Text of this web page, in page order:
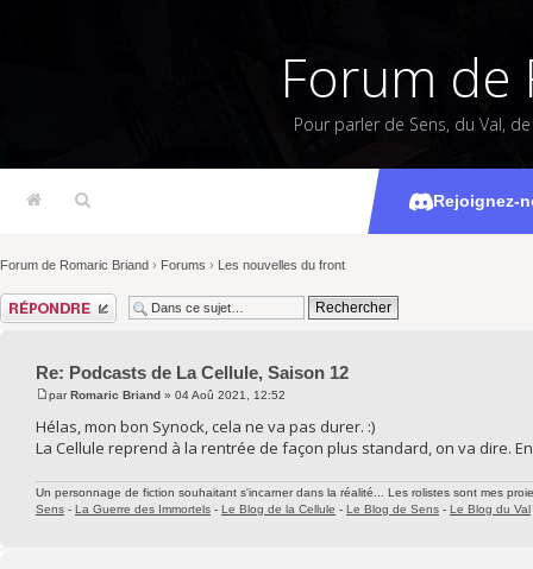
Forum de
Pour parler de Sens, du Val,
Rejoignez-
Podcasts
Forum de Romaric Briand › Forums › Les nouvelles du front
Répondre
Re: Podcasts de La Cellule, Saison 12
parRomaric Briand » 04 Aoû 2021, 12:52
Hélas, mon bon Synock, cela ne va pas durer. :)
La Cellule reprend à la rentrée de façon plus standard, on va dire.
Un personnage de fiction souhaitant s'incarner dans la réalité... Les rolistes sont mes
Sens - La Guerre des Immortels - Le Blog de la Cellule - Le Blog de Sens - Le Blog du Val